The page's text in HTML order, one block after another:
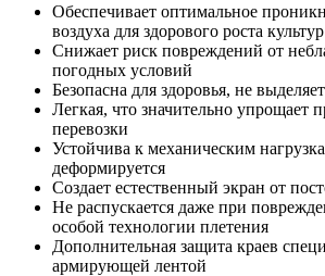
Обеспечивает оптимальное
воздуха для здорового роста культур
Снижает риск повреждений от
погодных условий
Безопасна для здоровья, не
Легкая, что значительно упрощает
перевозки
Устойчива к механическим
деформируется
Создает естественный экран от
Не распускается даже при
особой технологии плетения
Дополнительная защита краев
армирующей лентой